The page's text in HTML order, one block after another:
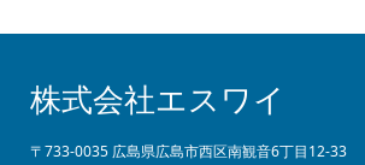
株式会社エスワイ
〒733-0035 広島県広島市西区南観音6丁目12-33